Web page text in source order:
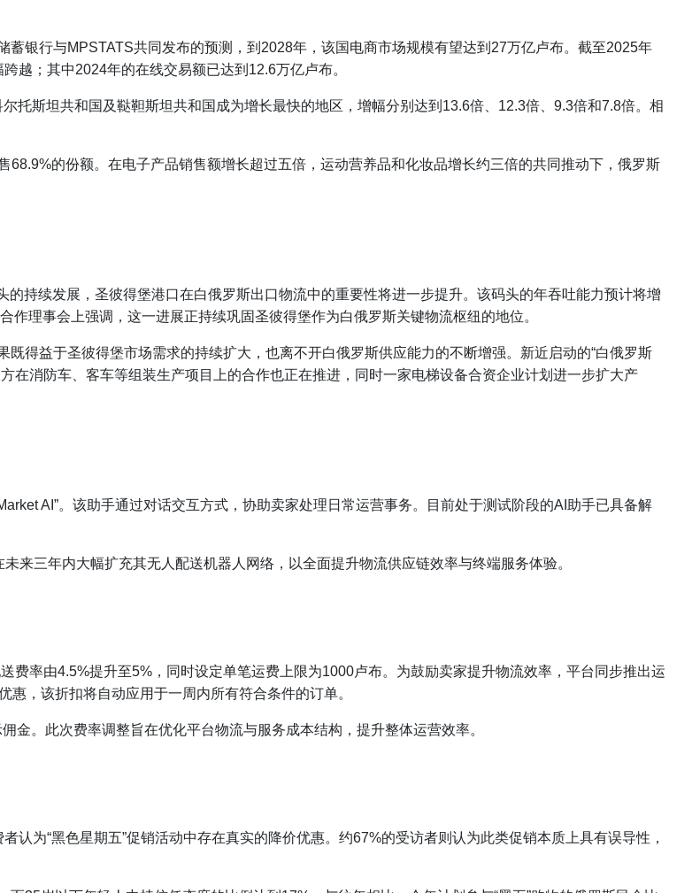
银行与MPSTATS共同发布的预测，到2028年，该国电商市场规模有望达到27万亿卢布。截至2025年
越；其中2024年的在线交易额已达到12.6万亿卢布。
托斯坦共和国及鞑靼斯坦共和国成为增长最快的地区，增幅分别达到13.6倍、12.3倍、9.3倍和7.8倍。相
的份额。在电子产品销售额增长超过五倍，运动营养品和化妆品增长约三倍的共同推动下，俄罗斯
的持续发展，圣彼得堡港口在白俄罗斯出口物流中的重要性将进一步提升。该码头的年吞吐能力预计将增
理事会上强调，这一进展正持续巩固圣彼得堡作为白俄罗斯关键物流枢纽的地位。
得益于圣彼得堡市场需求的持续扩大，也离不开白俄罗斯供应能力的不断增强。新近启动的“白俄罗斯
在消防车、客车等组装生产项目上的合作也正在推进，同时一家电梯设备合资企业计划进一步扩大产
AI”。该助手通过对话交互方式，协助卖家处理日常运营事务。目前处于测试阶段的AI助手已具备解
来三年内大幅扩充其无人配送机器人网络，以全面提升物流供应链效率与终端服务体验。
费率由4.5%提升至5%，同时设定单笔运费上限为1000卢布。为鼓励卖家提升物流效率，平台同步推出运
，该折扣将自动应用于一周内所有符合条件的订单。
。此次费率调整旨在优化平台物流与服务成本结构，提升整体运营效率。
为“黑色星期五”促销活动中存在真实的降价优惠。约67%的受访者则认为此类促销本质上具有误导性，